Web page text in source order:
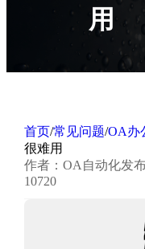
用
首页/常见问题/OA办
很难用
作者：OA自动化发
10720